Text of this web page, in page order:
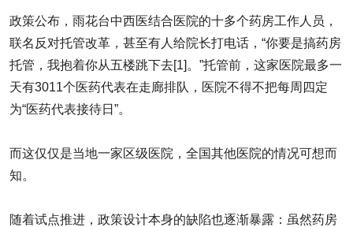
政策公布，雨花台中西医结合医院的十多个药房工作人员，
联名反对托管改革，甚至有人给院长打电话，“你要是搞药房
托管，我抱着你从五楼跳下去[1]。”托管前，这家医院最多一
天有3011个医药代表在走廊排队，医院不得不把每周四定
为“医药代表接待日”。
而这仅仅是当地一家区级医院，全国其他医院的情况可想而
知。
随着试点推进，政策设计本身的缺陷也逐渐暴露：虽然药房